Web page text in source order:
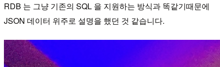
RDB 는 그냥 기존의 SQL 을 지원하는 방식과 똑같기때문에
JSON 데이터 위주로 설명을 했던 것 같습니다.